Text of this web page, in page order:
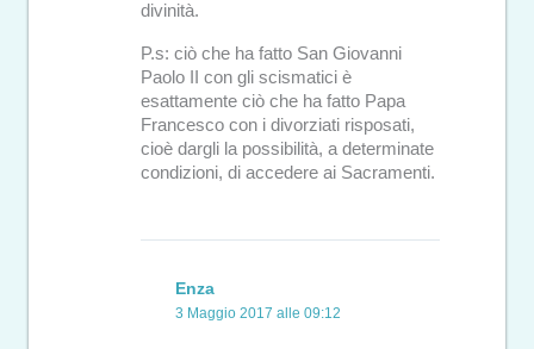
divinità.
P.s: ciò che ha fatto San Giovanni
Paolo II con gli scismatici è
esattamente ciò che ha fatto Papa
Francesco con i divorziati risposati,
cioè dargli la possibilità, a determinate
condizioni, di accedere ai Sacramenti.
Enza
3 Maggio 2017 alle 09:12